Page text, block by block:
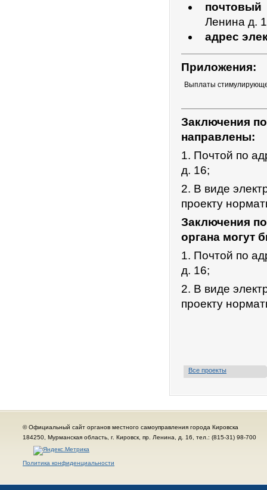
почтовый
Ленина д.
адрес
Приложения:
Выплаты
Заключения
направлены:
1. Почтой по
д. 16;
2. В виде
проекту
Заключения
органа могут
1. Почтой по
д. 16;
2. В виде
проекту
Все проекты
© Официальный сайт органов местного самоуправления города Кировска
184250, Мурманская область, г. Кировск, пр. Ленина, д. 16, тел.: (815-31) 98-700
Политика конфиденциальности